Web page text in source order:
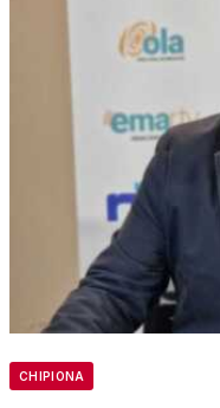
CHIPIONA